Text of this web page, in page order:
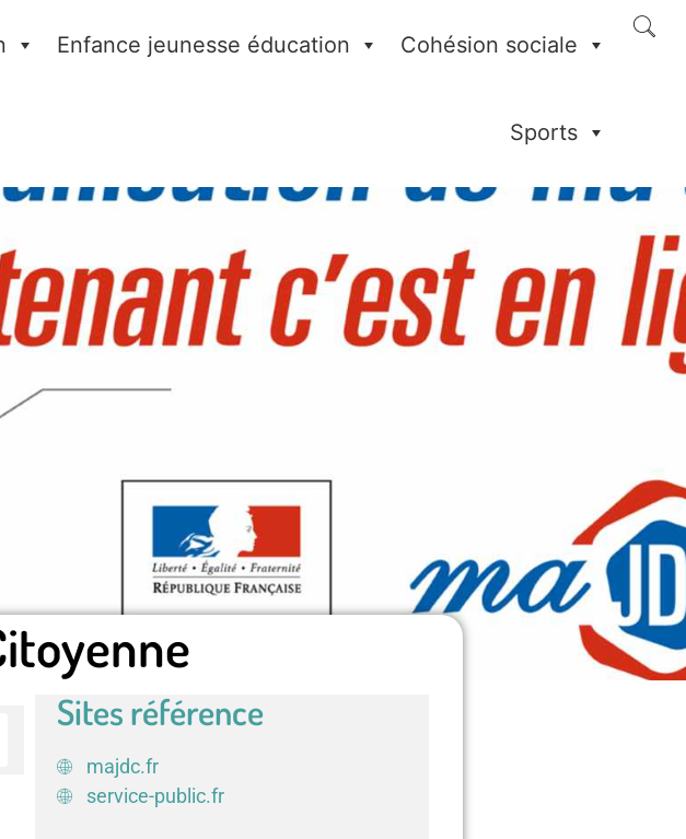
Enfance jeunesse éducation Cohésion sociale
Sports
Sites référence
majdc.fr
service-public.fr